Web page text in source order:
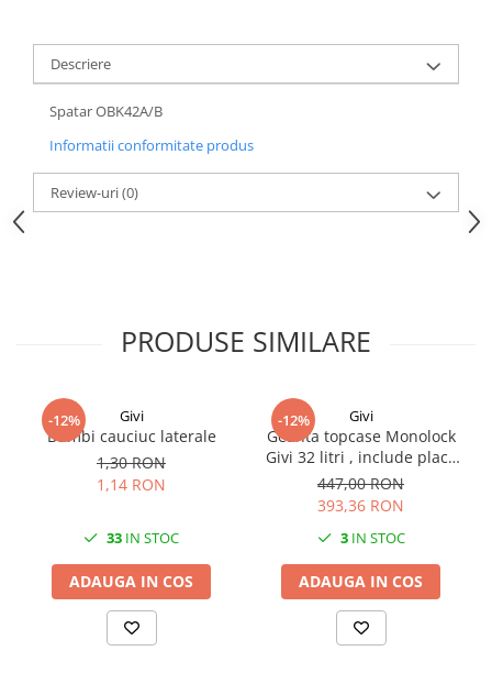
Descriere
Spatar OBK42A/B
Informatii conformitate produs
Review-uri(0)
PRODUSE SIMILARE
-12% Givi
Bumbi cauciuc laterale
1,30 RON
1,14 RON
33 IN STOC
ADAUGA IN COS
-12% Givi
Geanta topcase Monolock
Givi 32 litri , include placa
universala
447,00 RON
393,36 RON
3IN STOC
ADAUGA IN COS